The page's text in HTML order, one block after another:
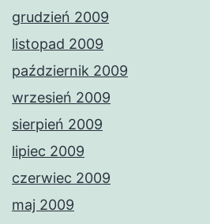
grudzień 2009
listopad 2009
październik 2009
wrzesień 2009
sierpień 2009
lipiec 2009
czerwiec 2009
maj 2009